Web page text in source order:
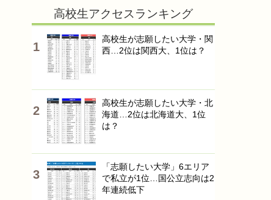
高校生アクセスランキング
高校生が志願したい大学・関
西…2位は関西大、1位は？
高校生が志願したい大学・北
海道…2位は北海道大、1位
は？
「志願したい大学」6エリア
で私立が1位…国公立志向は2
年連続低下